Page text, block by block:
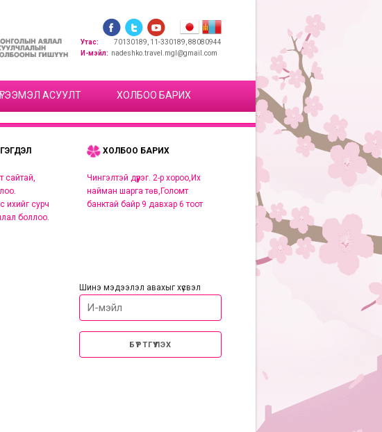
Утас:
70130189, 11-330189, 88080944
И-мэйл: nadeshko.travel.mgl@gmail.com
АСУУЛТ ХОЛБОО БАРИХ
сайтай,
ихийг сурч
боллоо.
ХОЛБОО БАРИХ
Чингэлтэй дүүрэг. 2-р хороо,Их
найман шарга төв,Голомт
банктай байр 9 давхар 6 тоот
Шинэ мэдээлэл авахыг хүсвэл
БҮРТГҮҮЛЭХ